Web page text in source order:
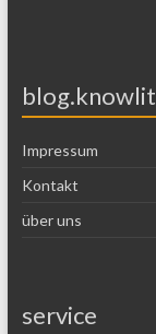
Impressum
Kontakt
über uns
service